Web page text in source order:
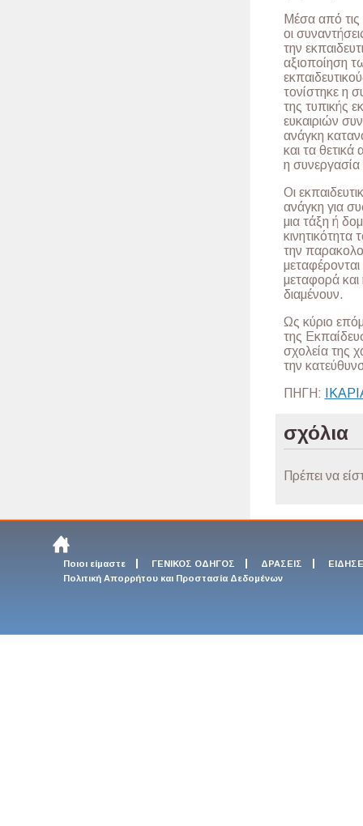
Μέσα από τις
οι
την
αξιοποίηση
τονίστηκε η
της τυπικής
ευκαιριών
ανάγκη
και τα
η
Οι
ανάγκη για
μια τάξη ή
την
μεταφορά
διαμένουν.
Ως κύριο
της
σχολεία της
την
ΠΗΓΗ:
σχόλια
Πρέπει να
Ποιοι είμαστε ΓΕΝΙΚΟΣ ΟΔΗΓΟΣ ΔΡΑΣΕΙΣ
Πολιτική Απορρήτου και Προστασία Δεδομένων